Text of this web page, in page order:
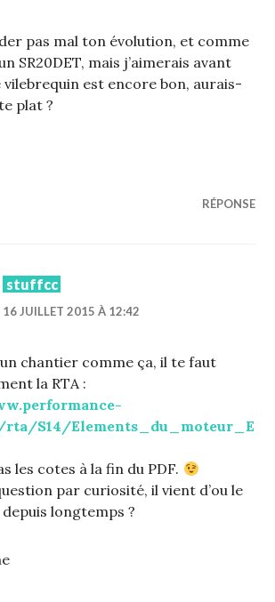
pas mal ton évolution, et comme
SR20DET, mais j’aimerais avant
vilebrequin est encore bon, aurais-
plat ?
RÉPONSE
stuffcc
16 JUILLET 2015 À 12:42
chantier comme ça, il te faut
la RTA :
rta/S14/Elements_du_moteur_E
les cotes à la fin du PDF.
par curiosité, il vient d’ou le
depuis longtemps ?